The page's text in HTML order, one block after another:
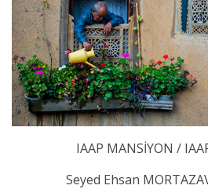
IAAP MANSİYON /
Seyed Ehsan